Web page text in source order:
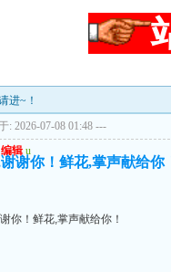
进~！
: 2026-07-08 01:48 ---
编辑 u
谢你！鲜花,掌声献给你
你！鲜花,掌声献给你！